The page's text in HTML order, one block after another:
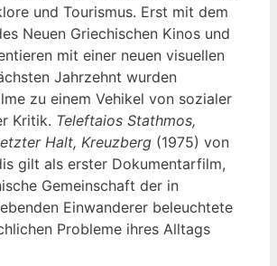
und Tourismus. Erst mit dem
Neuen Griechischen Kinos und
mit einer neuen visuellen
Jahrzehnt wurden
zu einem Vehikel von sozialer
Kritik. Teleftaios Stathmos,
Halt, Kreuzberg (1975) von
gilt als erster Dokumentarfilm,
Gemeinschaft der in
Einwanderer beleuchtete
Probleme ihres Alltags